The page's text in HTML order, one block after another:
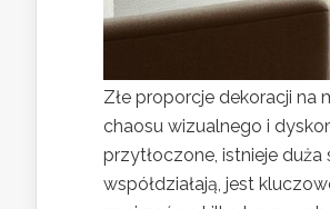
Złe proporcje dekoracji
chaosu wizualnego i
przytłoczone, istnieje
współdziałają, jest